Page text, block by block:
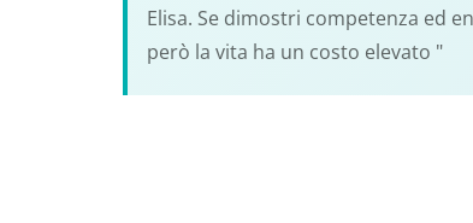
Elisa. Se dimostri competenza ed
però la vita ha un costo elevato "